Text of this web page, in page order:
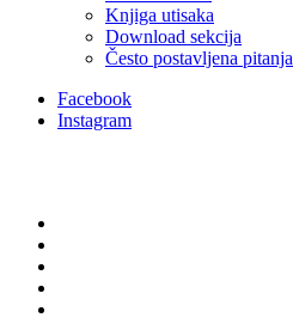
Knjiga utisaka
Download sekcija
Često postavljena pitanja
Facebook
Instagram